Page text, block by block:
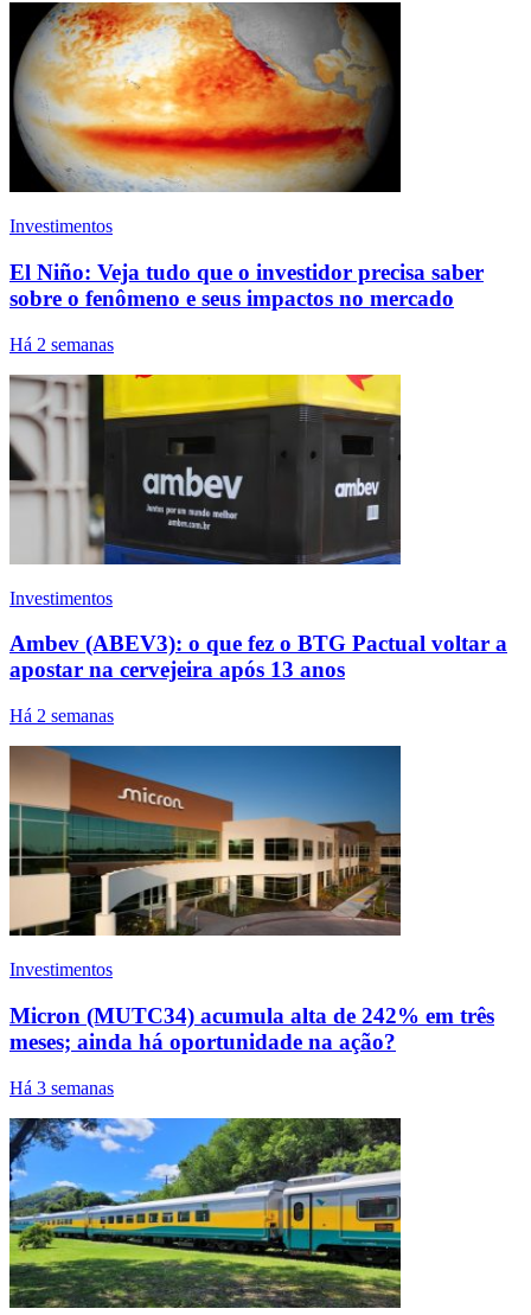
Investimentos
El Niño: Veja tudo que o investidor precisa saber
sobre o fenômeno e seus impactos no mercado
Há 2 semanas
Investimentos
Ambev (ABEV3): o que fez o BTG Pactual voltar a
apostar na cervejeira após 13 anos
Há 2 semanas
Investimentos
Micron (MUTC34) acumula alta de 242% em três
meses; ainda há oportunidade na ação?
Há 3 semanas